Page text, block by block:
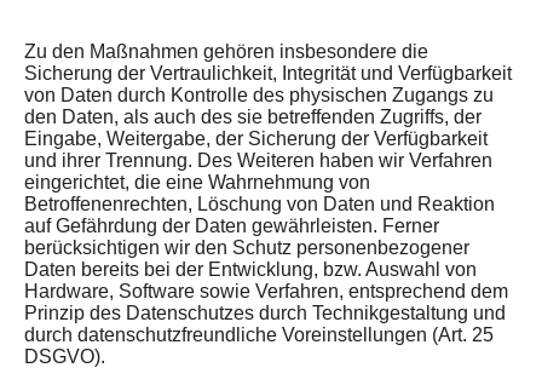
Zu den Maßnahmen gehören insbesondere die
Sicherung der Vertraulichkeit, Integrität und Verfügbarkeit
von Daten durch Kontrolle des physischen Zugangs zu
den Daten, als auch des sie betreffenden Zugriffs, der
Eingabe, Weitergabe, der Sicherung der Verfügbarkeit
und ihrer Trennung. Des Weiteren haben wir Verfahren
eingerichtet, die eine Wahrnehmung von
Betroffenenrechten, Löschung von Daten und Reaktion
auf Gefährdung der Daten gewährleisten. Ferner
berücksichtigen wir den Schutz personenbezogener
Daten bereits bei der Entwicklung, bzw. Auswahl von
Hardware, Software sowie Verfahren, entsprechend dem
Prinzip des Datenschutzes durch Technikgestaltung und
durch datenschutzfreundliche Voreinstellungen (Art. 25
DSGVO).